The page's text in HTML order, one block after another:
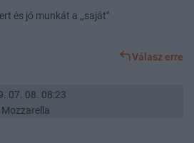
és jó munkát a ,,saját"
Válasz erre
07. 08. 08:23
Mozzarella